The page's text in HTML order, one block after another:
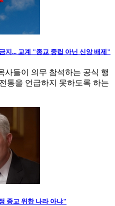
지... 교계 "종교 중립 아닌 신앙 배제"
사들이 의무 참석하는 공식 행
통을 언급하지 못하도록 하는
종교 위한 나라 아냐"